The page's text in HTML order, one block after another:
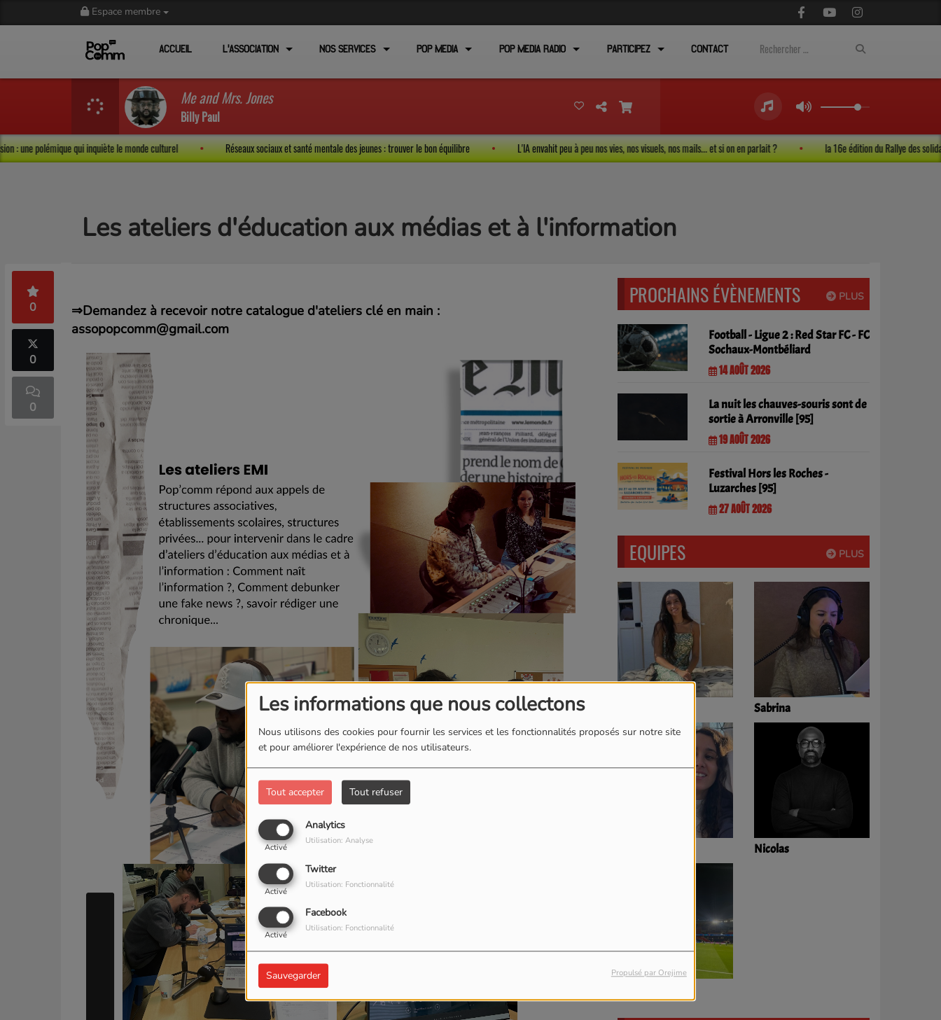
Les informations que nous collectons
Nous utilisons des cookies pour fournir les services et les fonctionnalités proposés sur notre site
et pour améliorer l'expérience de nos utilisateurs.
Tout accepter Tout refuser
Analytics
Activé
Utilisation: Analyse
Twitter
Activé
Utilisation: Fonctionnalité
Facebook
Activé
Utilisation: Fonctionnalité
Sauvegarder Propulsé par Orejime
Espace membre
ACCUEIL L'ASSOCIATION NOS SERVICES POP MEDIA POP MEDIA RADIO PARTICIPEZ CONTACT
Me and Mrs. Jones
Billy Paul
: une polémique qui inquiète le monde culturel Réseaux sociaux et santé mentale des jeunes : trouver le bon équilibre L'IA envahit peu à peu nos vies, nos visuels, nos mails... et si on en parlait ? la 16e édition du Rallye
Les ateliers d'éducation aux médias et à l'information
0
0
0
⇒Demandez à recevoir notre catalogue d'ateliers clé en main :
assopopcomm@gmail.com
PLUS
PROCHAINS ÉVÈNEMENTS
Football - Ligue 2 : Red Star FC - FC
Sochaux-Montbéliard
14 AOÛT 2026
La nuit les chauves-souris sont de
sortie à Arronville [95]
19 AOÛT 2026
Festival Hors les Roches -
Luzarches [95]
27 AOÛT 2026
PLUS
EQUIPES
Sabrina
Nicolas